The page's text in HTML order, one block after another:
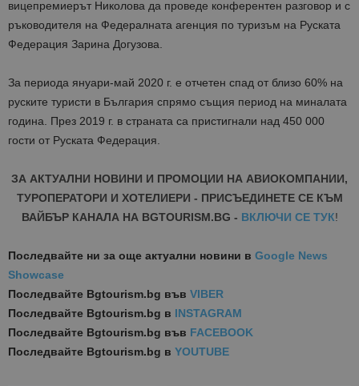
вицепремиерът Николова да проведе конферентен разговор и с
ръководителя на Федералната агенция по туризъм на Руската
Федерация Зарина Догузова.
За периода януари-май 2020 г. е отчетен спад от близо 60% на
руските туристи в България спрямо същия период на миналата
година. През 2019 г. в страната са пристигнали над 450 000
гости от Руската Федерация.
ЗА АКТУАЛНИ НОВИНИ И ПРОМОЦИИ НА АВИОКОМПАНИИ,
ТУРОПЕРАТОРИ И ХОТЕЛИЕРИ - ПРИСЪЕДИНЕТЕ СЕ КЪМ
ВАЙБЪР КАНАЛА НА BGTOURISM.BG - ВКЛЮЧИ СЕ ТУК!
Последвайте ни за още актуални новини в Google News
Showcase
Последвайте Bgtourism.bg във VIBER
Последвайте Bgtourism.bg в INSTAGRAM
Последвайте Bgtourism.bg във FACEBOOK
Последвайте Bgtourism.bg в YOUTUBE